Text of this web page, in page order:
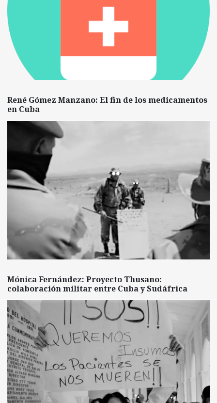
René Gómez Manzano: El fin de los medicamentos
en Cuba
Mónica Fernández: Proyecto Thusano:
colaboración militar entre Cuba y Sudáfrica